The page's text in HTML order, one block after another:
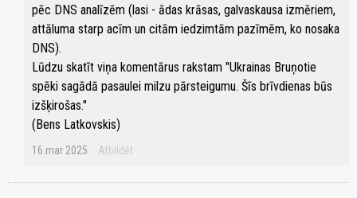
pēc DNS analīzēm (lasi - ādas krāsas, galvaskausa izmēriem,
attāluma starp acīm un citām iedzimtām pazīmēm, ko nosaka
DNS).
Lūdzu skatīt viņa komentārus rakstam "Ukrainas Bruņotie
spēki sagādā pasaulei milzu pārsteigumu. Šīs brīvdienas būs
izšķirošas."
(Bens Latkovskis)
16.mar 2025 Atbildēt